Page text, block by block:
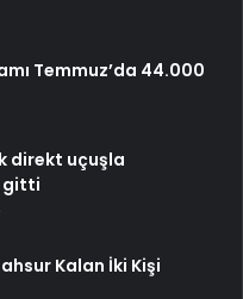
Temmuz’da 44.000
direkt uçuşla
gitti
Kalan İki Kişi